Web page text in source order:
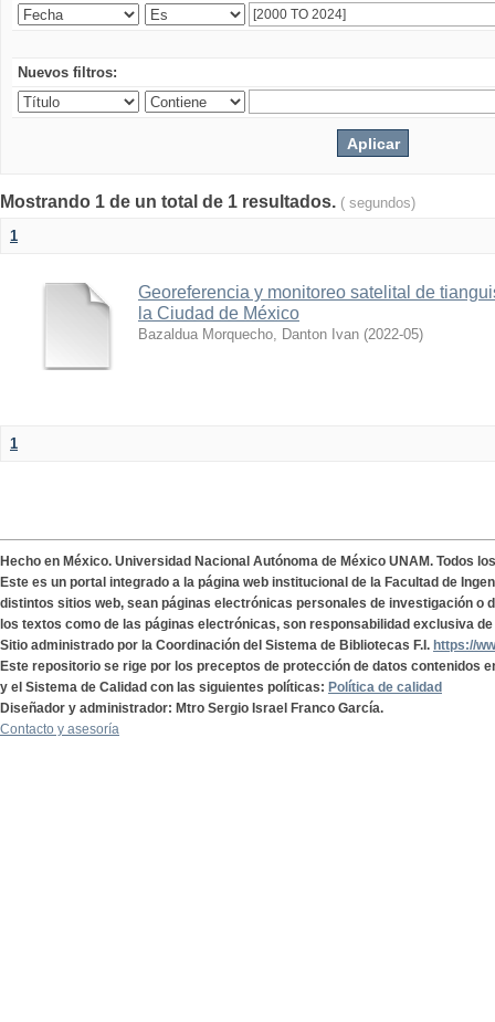
Nuevos filtros:
Mostrando 1 de un total de 1 resultados. ( segundos)
1
Georeferencia y monitoreo satelital de
la Ciudad de México
Bazaldua Morquecho, Danton Ivan (2022-05)
1
Hecho en México. Universidad Nacional Autónoma de México UNAM. Todos
Este es un portal integrado a la página web institucional de la Facultad de
distintos sitios web, sean páginas electrónicas personales de investigación o
los textos como de las páginas electrónicas, son responsabilidad exclusiva
Sitio administrado por la Coordinación del Sistema de Bibliotecas F.I. https://
Este repositorio se rige por los preceptos de protección de datos contenidos
y el Sistema de Calidad con las siguientes políticas: Política de calidad
Diseñador y administrador: Mtro Sergio Israel Franco García.
Contacto y asesoría